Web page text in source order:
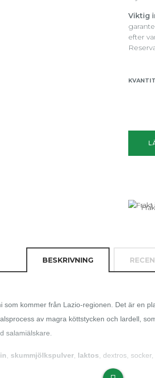
Viktig
efter
BESKRIVNING
kommer från Lazio-regionen. Det är en
av magra köttstycken och lardell,
salamiälskare.
, skummjölkspulver, laktos, dextros,